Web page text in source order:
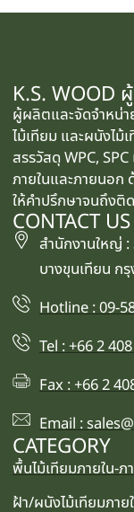
K.S. WOOD
ผู้ผลิตและจัดจำหน่
ไม้เทียม และผนังไ
สรรวัสดุ WPC,
ภายในและภายนอ
ให้คำปรึกษาจนถึงติ
CONTACT US
สำนักงานใหญ่ :
บางขุนเทียน ก
Hotline : 09-
Tel : +66 2
Fax : +66 2
Email :
CATEGORY
พื้นไม้เทียมภายใน-ภ
ฝ้า/ผนังไม้เทียมภาย